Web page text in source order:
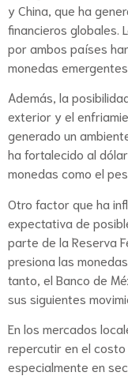
y China, que ha
financieros globales.
por ambos países
monedas
Además, la
exterior y el
generado un
ha fortalecido al
monedas como el
Otro factor que ha
expectativa de
parte de la Reserva
presiona las
tanto, el Banco de
sus siguientes
En los mercados
repercutir en el
especialmente en